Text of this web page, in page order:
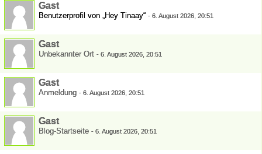
Gast
Benutzerprofil von „Hey Tinaay“ - 6. August 2026, 20:51
Gast
Unbekannter Ort - 6. August 2026, 20:51
Gast
Anmeldung - 6. August 2026, 20:51
Gast
Blog-Startseite - 6. August 2026, 20:51